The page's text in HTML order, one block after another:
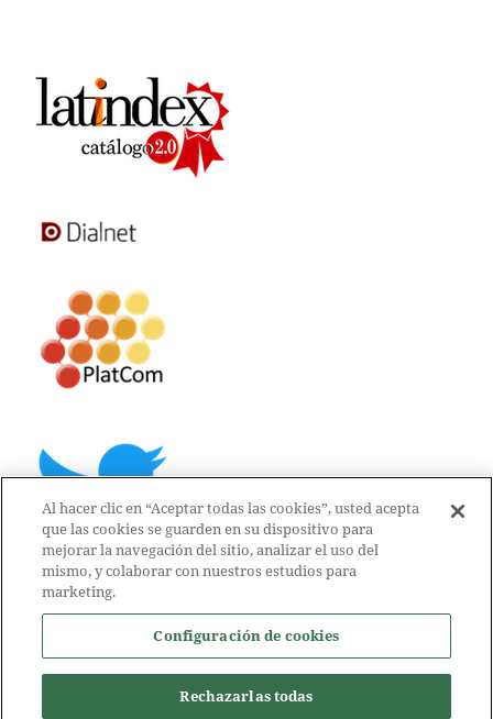
Al hacer clic en “Aceptar todas las cookies”, usted acepta
que las cookies se guarden en su dispositivo para
mejorar la navegación del sitio, analizar el uso del
mismo, y colaborar con nuestros estudios para
marketing.
Configuración de cookies
Rechazarlas todas